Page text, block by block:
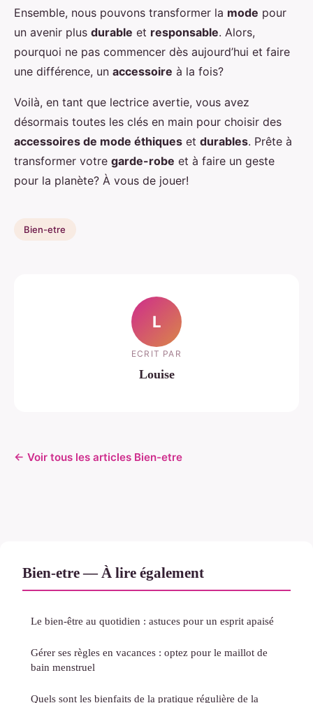
Ensemble, nous pouvons transformer la mode pour
un avenir plus durable et responsable. Alors,
pourquoi ne pas commencer dès aujourd’hui et faire
une différence, un accessoire à la fois?
Voilà, en tant que lectrice avertie, vous avez
désormais toutes les clés en main pour choisir des
accessoires de mode éthiques et durables. Prête à
transformer votre garde-robe et à faire un geste
pour la planète? À vous de jouer!
Bien-etre
L
ECRIT PAR
Louise
← Voir tous les articles Bien-etre
Bien-etre — À lire également
Le bien-être au quotidien : astuces pour un esprit apaisé
Gérer ses règles en vacances : optez pour le maillot de
bain menstruel
Quels sont les bienfaits de la pratique régulière de la